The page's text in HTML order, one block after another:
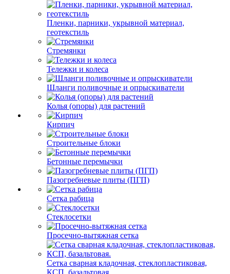
Пленки, парники, укрывной материал,
геотекстиль
Стремянки
Тележки и колеса
Шланги поливочные и опрыскиватели
Колья (опоры) для растений
Кирпич
Строительные блоки
Бетонные перемычки
Пазогребневые плиты (ПГП)
Сетка рабица
Стеклосетки
Просечно-вытяжная сетка
Сетка сварная кладочная, стеклопластиковая,
КСП, базальтовая.